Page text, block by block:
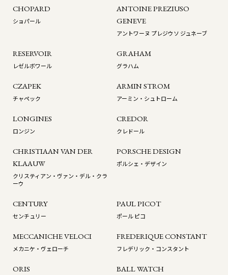
CHOPARD
ショパール
ANTOINE PREZIUSO
GENEVE
アントワーヌ プレジウソ ジュネーブ
RESERVOIR
レゼルボワール
GRAHAM
グラハム
CZAPEK
チャペック
ARMIN STROM
アーミン・シュトローム
LONGINES
ロンジン
CREDOR
クレドール
CHRISTIAAN VAN DER
KLAAUW
クリスティアン・ヴァン・デル・クラ
ーウ
PORSCHE DESIGN
ポルシェ・デザイン
CENTURY
センチュリー
PAUL PICOT
ポール ピコ
MECCANICHE VELOCI
メカニケ・ヴェローチ
FREDERIQUE CONSTANT
フレデリック・コンスタント
ORIS BALL WATCH